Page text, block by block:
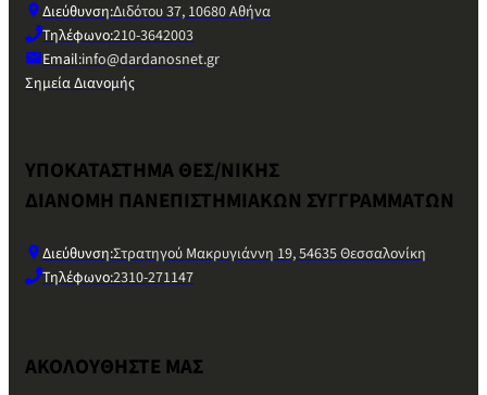
Διεύθυνση:Διδότου 37, 10680 Αθήνα
Τηλέφωνο:210-3642003
Email:info@dardanosnet.gr
Σημεία Διανομής
ΥΠΟΚΑΤΑΣΤΗΜΑ ΘΕΣ/ΝΙΚΗΣ
ΔΙΑΝΟΜΗ ΠΑΝΕΠΙΣΤΗΜΙΑΚΩΝ ΣΥΓΓΡΑΜΜΑΤΩΝ
Διεύθυνση:Στρατηγού Μακρυγιάννη 19, 54635 Θεσσαλονίκη
Τηλέφωνο:2310-271147
ΑΚΟΛΟΥΘΗΣΤΕ ΜΑΣ